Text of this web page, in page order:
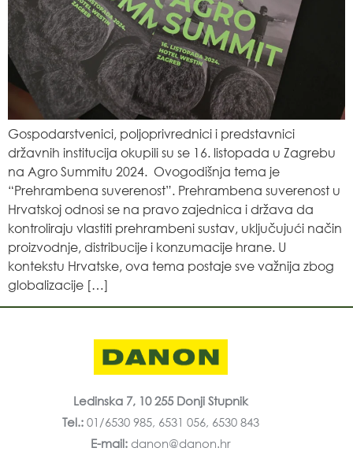
Gospodarstvenici, poljoprivrednici i predstavnici
državnih institucija okupili su se 16. listopada u Zagrebu
na Agro Summitu 2024. Ovogodišnja tema je
“Prehrambena suverenost”. Prehrambena suverenost u
Hrvatskoj odnosi se na pravo zajednica i država da
kontroliraju vlastiti prehrambeni sustav, uključujući način
proizvodnje, distribucije i konzumacije hrane. U
kontekstu Hrvatske, ova tema postaje sve važnija zbog
globalizacije […]
Ledinska 7, 10 255 Donji Stupnik
Tel.:01/6530 985, 6531 056, 6530 843
E-mail:danon@danon.hr